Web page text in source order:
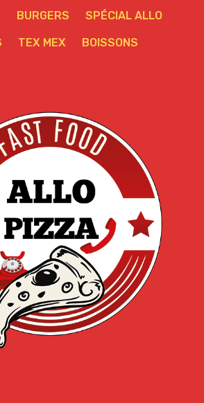
BURGERS SPÉCIAL ALLO
TEX MEX BOISSONS